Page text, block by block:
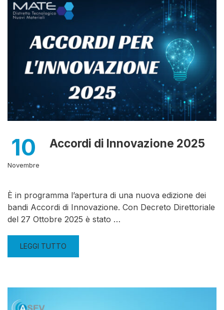
10
Novembre
Accordi di Innovazione 2025
È in programma l’apertura di una nuova edizione dei
bandi Accordi di Innovazione. Con Decreto Direttoriale
del 27 Ottobre 2025 è stato …
LEGGI TUTTO